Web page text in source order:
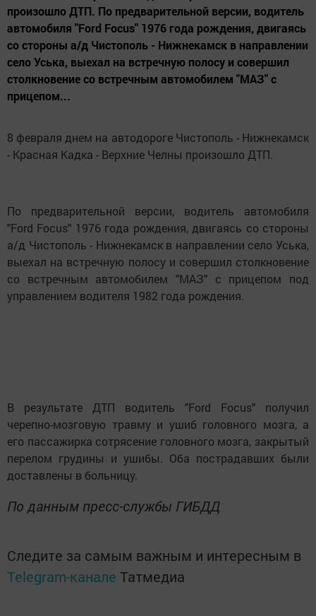
произошло ДТП. По предварительной версии, водитель
автомобиля "Ford Foсus" 1976 года рождения, двигаясь
со стороны а/д Чистополь - Нижнекамск в направлении
село Уська, выехал на встречную полосу и совершил
столкновение со встречным автомобилем "МАЗ" с
прицепом...
8 февраля днем на автодороге Чистополь - Нижнекамск
- Красная Кадка - Верхние Челны произошло ДТП.
По предварительной версии, водитель автомобиля
"Ford Foсus" 1976 года рождения, двигаясь со стороны
а/д Чистополь - Нижнекамск в направлении село Уська,
выехал на встречную полосу и совершил столкновение
со встречным автомобилем "МАЗ" с прицепом под
управлением водителя 1982 года рождения.
В результате ДТП водитель "Ford Focus" получил
черепно-мозговую травму и ушиб головного мозга, а
его пассажирка сотрясение головного мозга, закрытый
перелом грудины и ушибы. Оба пострадавших были
доставлены в больницу.
По данным пресс-службы ГИБДД
Следите за самым важным и интересным в
Telegram-канале Татмедиа